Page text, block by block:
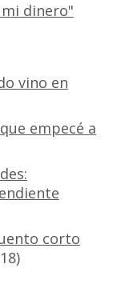
dinero"
vino en
empecé a
corto